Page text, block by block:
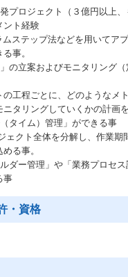
プロジェクト（３億円以上、
ント経験
ステップ法などを用いてア
事。
の立案およびモニタリング（
工程ごとに、どのようなメ
タリングしていくかの計画
タイム）管理」ができる事
ェクト全体を分解し、作業期
る事。
ダー管理」や「業務プロセ
事
・資格